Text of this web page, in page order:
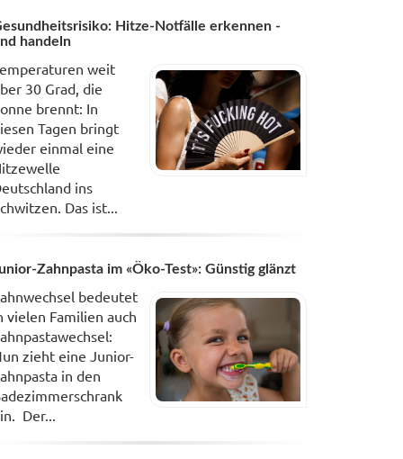
Hitze-Notfälle erkennen -
handeln
weit
30 Grad, die
brennt: In
Tagen bringt
einmal eine
ins
Das ist...
Zahnpasta im «Öko-Test»: Günstig glänzt
bedeutet
vielen Familien auch
zieht eine Junior-
in den
Der...